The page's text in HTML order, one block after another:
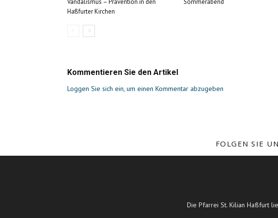
Vandalismus – Prävention in den
Haßfurter Kirchen
Sommerabend
Kommentieren Sie den Artikel
Loggen Sie sich ein, um einen Kommentar abzugeben
FOLGEN SIE
Die Pfarrei St. Kilian Haßfurt